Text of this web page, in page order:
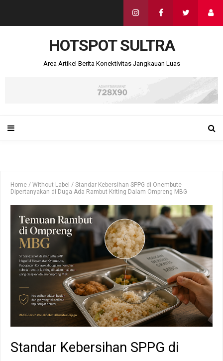
HOTSPOT SULTRA
Area Artikel Berita Konektivitas Jangkauan Luas
Home / Without Label / Standar Kebersihan SPPG di Onembute
Dipertanyakan di Duga Ada Rambut Kriting Dalam Ompreng MBG
Standar Kebersihan SPPG di